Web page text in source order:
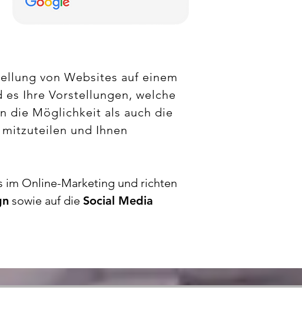
von Websites auf einem
Ihre Vorstellungen, welche
die Möglichkeit als auch die
und Ihnen
im Online-Marketing und richten
sowie auf die Social Media